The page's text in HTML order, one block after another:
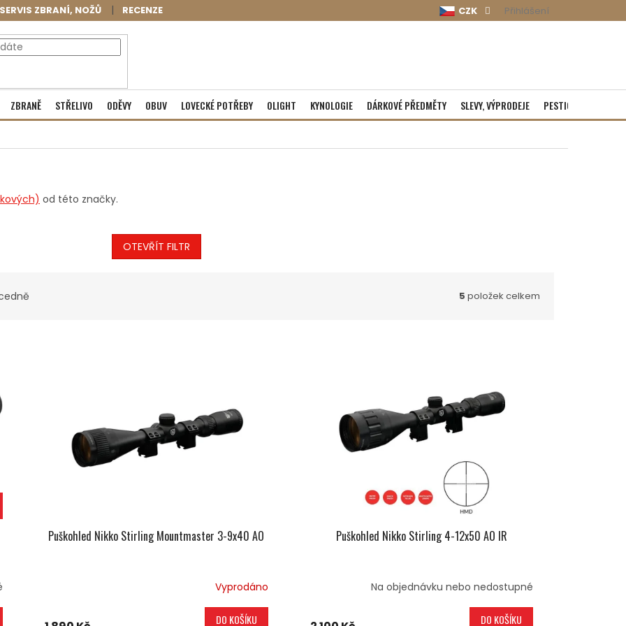
ZBRANÍ, NOŽŮ RECENZE CZK Přihlášení
NÁKUPNÍ
KOŠÍK
Prázdný košík
ZBRANĚ STŘELIVO ODĚVY OBUV LOVECKÉ POTŘEBY OLIGHT KYNOLOGIE DÁRKOVÉ PŘEDMĚTY SLEVY, VÝPRODEJE PESTICIDY
od této značky.
OTEVŘÍT FILTR
5 položek celkem
Puškohled Nikko Stirling Mountmaster 3-9x40 AO
Vyprodáno
DO KOŠÍKU
Puškohled Nikko Stirling 4-12x50 AO IR
Na objednávku nebo nedostupné
DO KOŠÍKU